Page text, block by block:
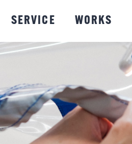
SERVICE WORKS